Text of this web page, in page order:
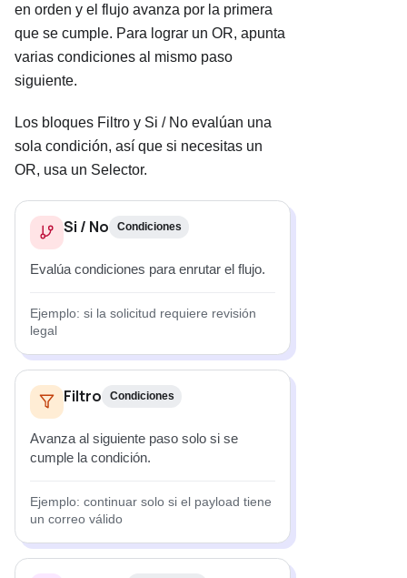
en orden y el flujo avanza por la primera
que se cumple. Para lograr un OR, apunta
varias condiciones al mismo paso
siguiente.
Los bloques Filtro y Si / No evalúan una
sola condición, así que si necesitas un
OR, usa un Selector.
Si / No Condiciones
Evalúa condiciones para enrutar el flujo.
Ejemplo: si la solicitud requiere revisión
legal
Filtro Condiciones
Avanza al siguiente paso solo si se
cumple la condición.
Ejemplo: continuar solo si el payload tiene
un correo válido